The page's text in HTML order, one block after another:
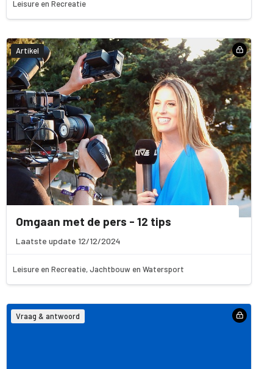
Leisure en Recreatie
Artikel
Omgaan met de pers - 12 tips
Laatste update 12/12/2024
Leisure en Recreatie, Jachtbouw en Watersport
Vraag & antwoord